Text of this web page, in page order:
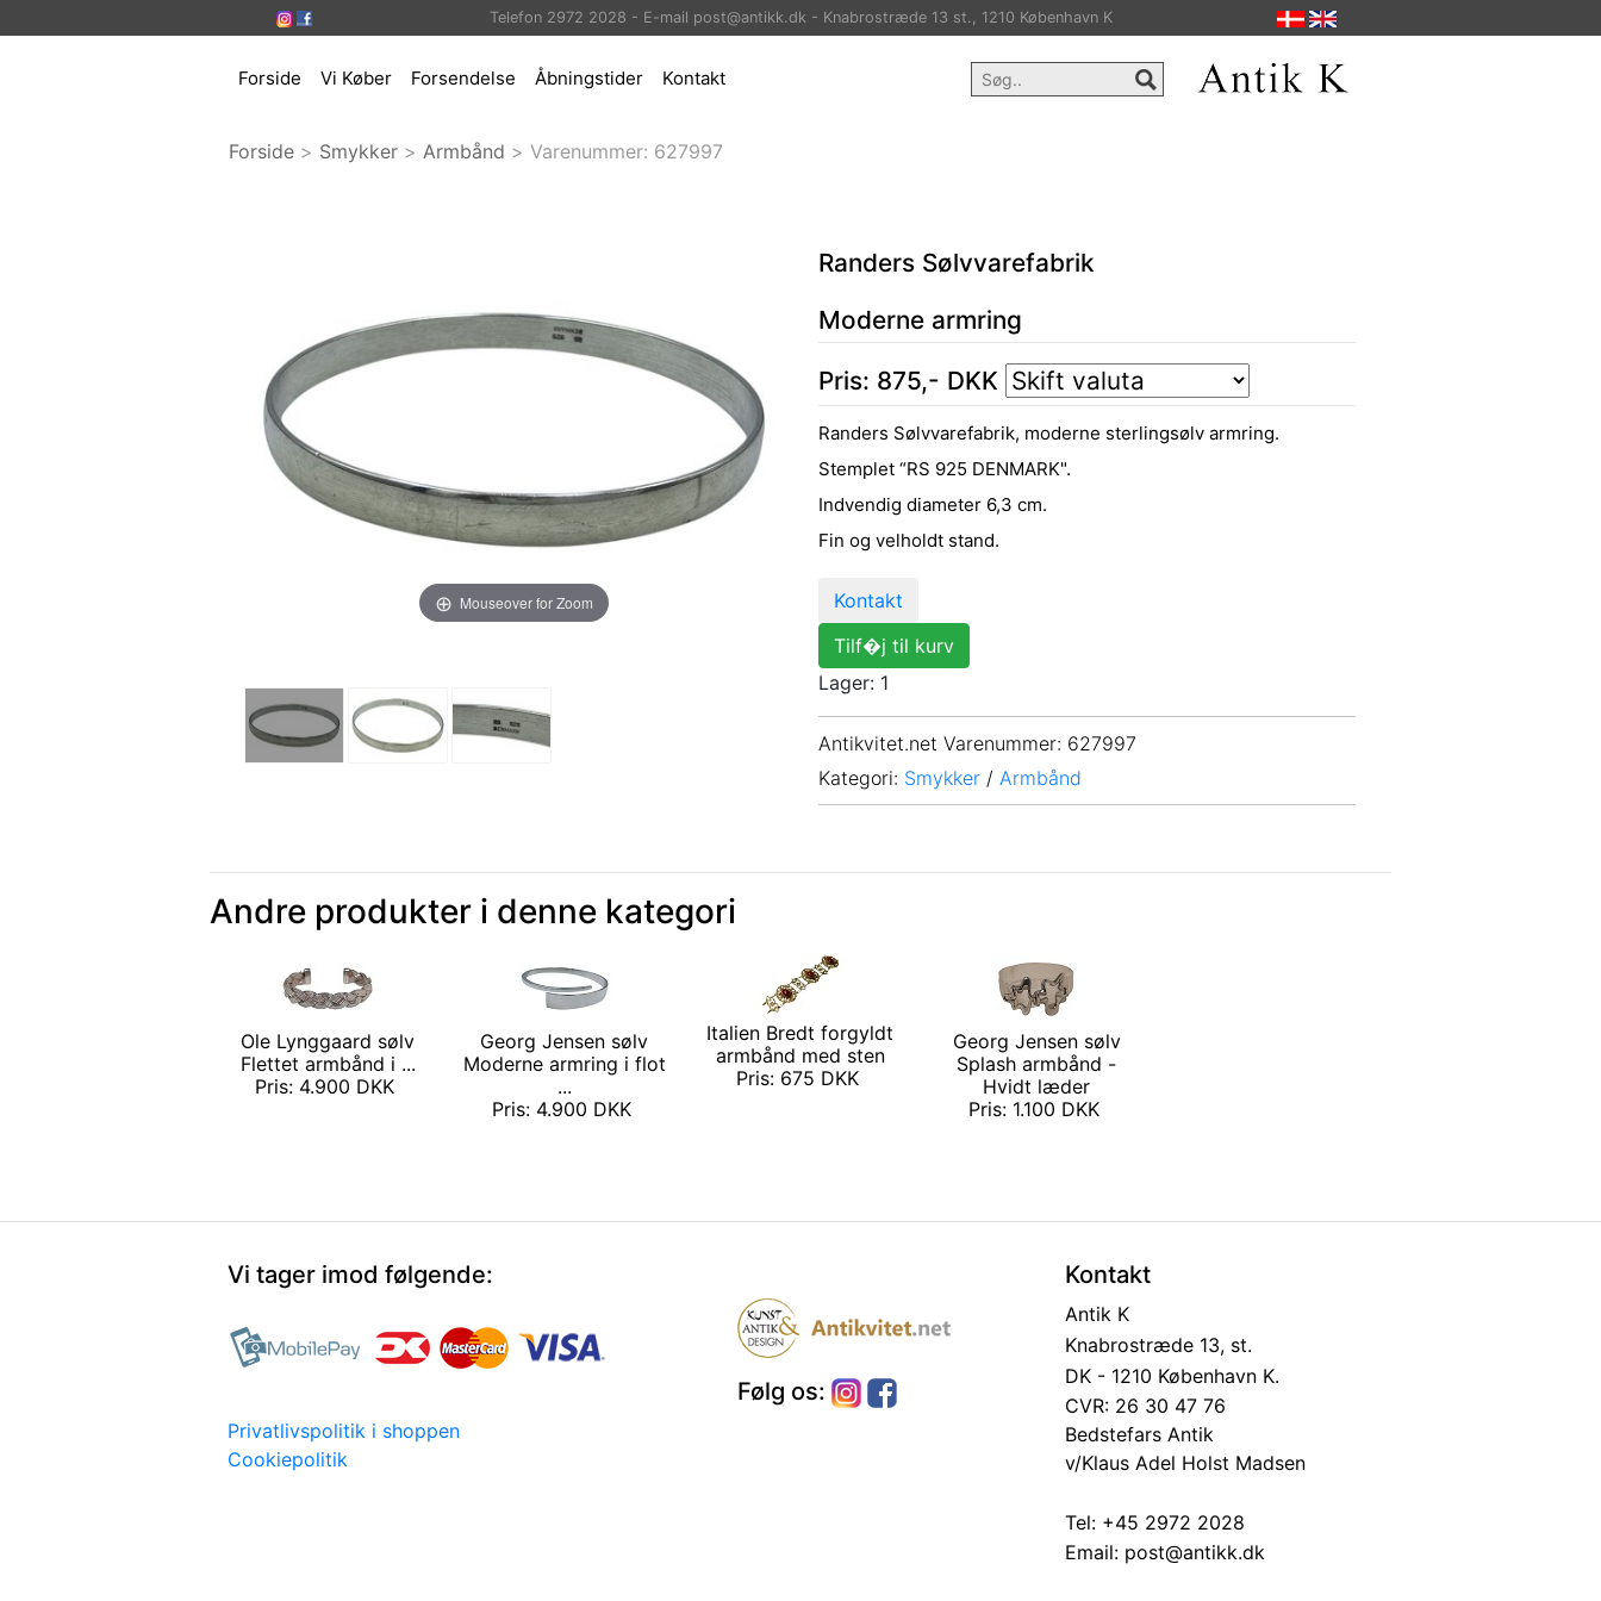
Telefon 2972 2028 - E-mail post@antikk.dk - Knabrostræde 13 st., 1210 København K
Forside Vi Køber Forsendelse Åbningstider Kontakt
Forside > Smykker > Armbånd > Varenummer: 627997
Mouseover for Zoom
Randers Sølvvarefabrik
Moderne armring
Pris: 875,- DKK
Randers Sølvvarefabrik, moderne sterlingsølv armring.
Stemplet “RS 925 DENMARK".
Indvendig diameter 6,3 cm.
Fin og velholdt stand.
Kontakt
Tilf�j til kurv
Lager: 1
Antikvitet.net Varenummer: 627997
Kategori: Smykker / Armbånd
Andre produkter i denne kategori
Ole Lynggaard sølv
Flettet armbånd i ...
Pris: 4.900 DKK
Georg Jensen sølv
Moderne armring i flot
...
Pris: 4.900 DKK
Italien Bredt forgyldt
armbånd med sten
Pris: 675 DKK
Georg Jensen sølv
Splash armbånd -
Hvidt læder
Pris: 1.100 DKK
Vi tager imod følgende:
Privatlivspolitik i shoppen
Cookiepolitik
Følg os:
Kontakt
Antik K
Knabrostræde 13, st.
DK - 1210 København K.
CVR: 26 30 47 76
Bedstefars Antik
v/Klaus Adel Holst Madsen
Tel: +45 2972 2028
Email:post@antikk.dk